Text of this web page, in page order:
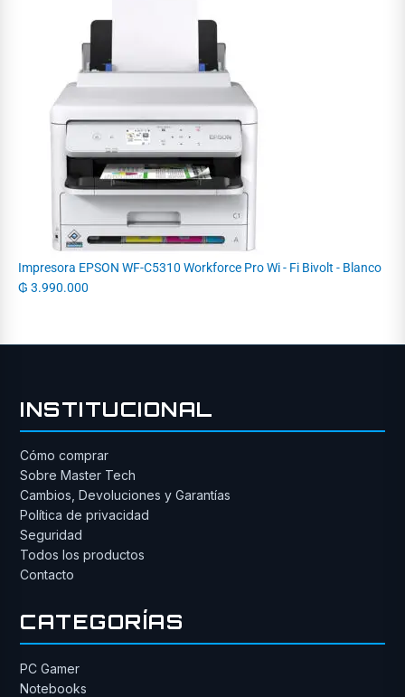
Impresora EPSON WF-C5310 Workforce Pro Wi - Fi Bivolt - Blanco
₲ 3.990.000
INSTITUCIONAL
Cómo comprar
Sobre Master Tech
Cambios, Devoluciones y Garantías
Política de privacidad
Seguridad
Todos los productos
Contacto
CATEGORÍAS
PC Gamer
Notebooks